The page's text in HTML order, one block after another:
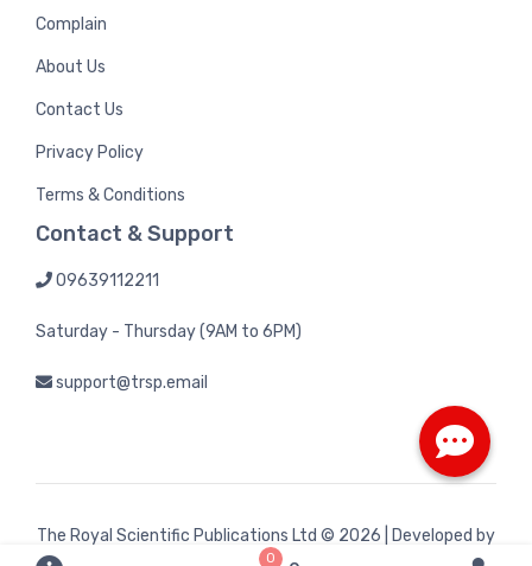
Complain
About Us
Contact Us
Privacy Policy
Terms & Conditions
Contact & Support
09639112211
Saturday - Thursday (9AM to 6PM)
support@trsp.email
The Royal Scientific Publications Ltd © 2026 | Developed by
0